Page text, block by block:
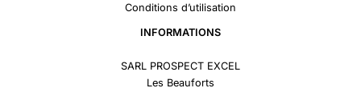
Conditions d’utilisation
INFORMATIONS
SARL PROSPECT EXCEL
Les Beauforts